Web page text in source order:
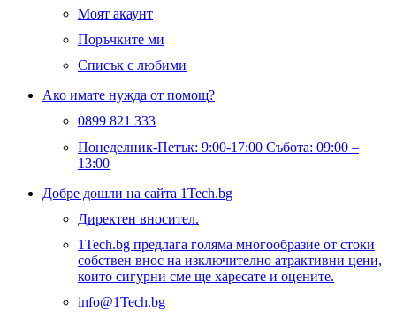
Моят акаунт
Поръчките ми
Списък с любими
Ако имате нужда от помощ?
0899 821 333
Понеделник-Петък: 9:00-17:00 Събота: 09:00 –
13:00
Добре дошли на сайта 1Tech.bg
Директен вносител.
1Tech.bg предлага голяма многообразие от стоки
собствен внос на изключително атрактивни цени,
които сигурни сме ще харесате и оцените.
info@1Tech.bg